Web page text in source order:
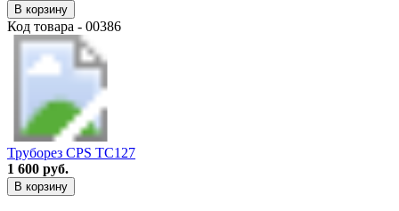
В корзину
Код товара - 00386
Труборез CPS TC127
1 600 руб.
В корзину